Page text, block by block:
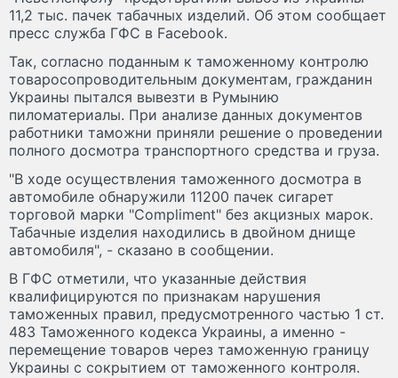
11,2 тыс. пачек табачных изделий. Об этом сообщает
пресс служба ГФС в Facebook.
Так, согласно поданным к таможенному контролю
товаросопроводительным документам, гражданин
Украины пытался вывезти в Румынию
пиломатериалы. При анализе данных документов
работники таможни приняли решение о проведении
полного досмотра транспортного средства и груза.
"В ходе осуществления таможенного досмотра в
автомобиле обнаружили 11200 пачек сигарет
торговой марки "Compliment" без акцизных марок.
Табачные изделия находились в двойном днище
автомобиля", - сказано в сообщении.
В ГФС отметили, что указанные действия
квалифицируются по признакам нарушения
таможенных правил, предусмотренного частью 1 ст.
483 Таможенного кодекса Украины, а именно -
перемещение товаров через таможенную границу
Украины с сокрытием от таможенного контроля.